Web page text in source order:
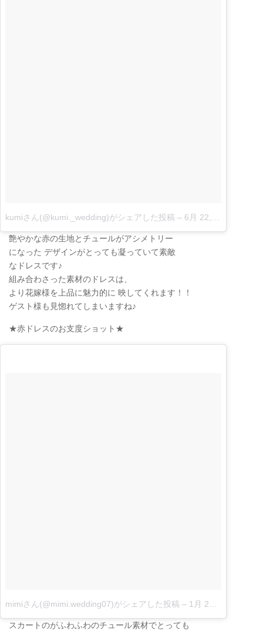
kumiさん(@kumi._wedding)がシェアした投稿 – 6月 22, 2017 at 12:40午前 PDT
艶やかな赤の生地とチュールがアシメトリー
になった デザインがとっても凝っていて素敵
なドレスです♪
組み合わさった素材のドレスは、
より花嫁様を上品に魅力的に 映してくれます！！
ゲスト様も見惚れてしまいますね♪
★赤ドレスのお支度ショット★
mimiさん(@mimi.wedding07)がシェアした投稿 – 1月 26, 2018 at 7:46午後 PST
スカートのがふわふわのチュール素材でとっても